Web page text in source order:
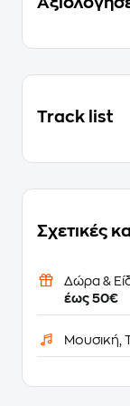
Track list
Σχετικές
Δώρα &
έως 50€
Μουσική,